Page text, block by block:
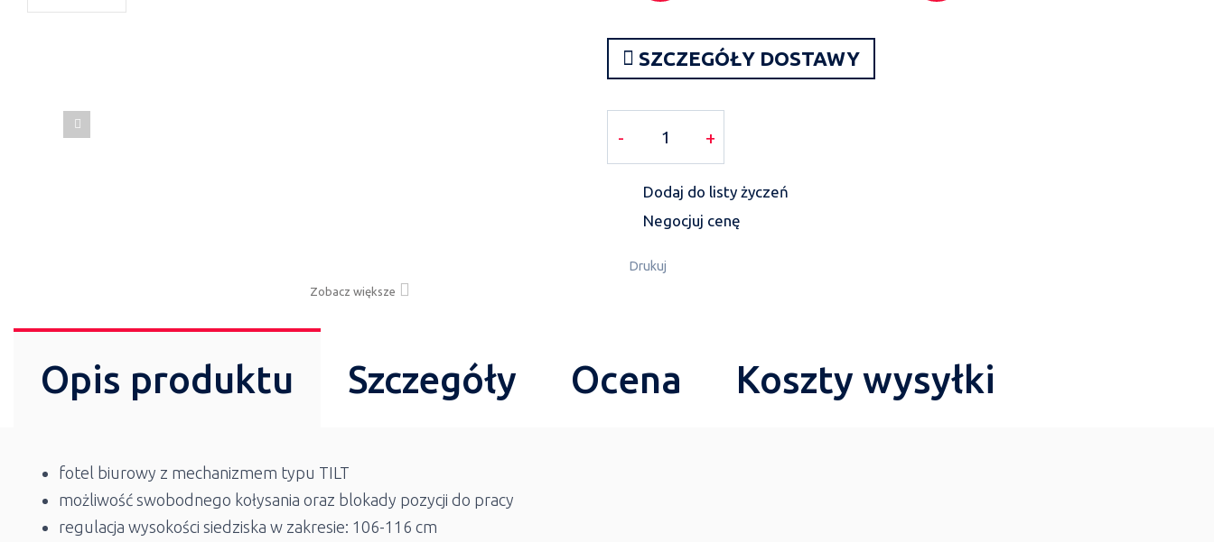
Zobacz większe
SZCZEGÓŁY DOSTAWY
- +
Dodaj do listy życzeń
Negocjuj cenę
Drukuj
Opis produktu Szczegóły Ocena Koszty wysyłki
fotel biurowy z mechanizmem typu TILT
możliwość swobodnego kołysania oraz blokady pozycji do pracy
regulacja wysokości siedziska w zakresie: 106-116 cm